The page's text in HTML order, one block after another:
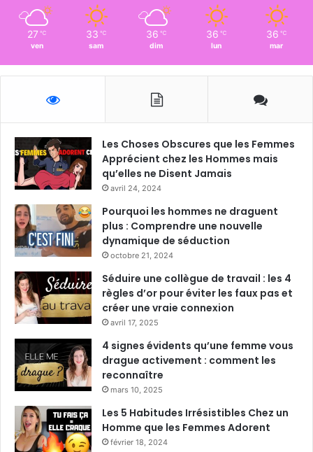
27 ℃
ven
33 ℃
sam
36 ℃
dim
36 ℃
lun
36 ℃
mar
Les Choses Obscures que les Femmes
Apprécient chez les Hommes mais
qu’elles ne Disent Jamais
avril 24, 2024
Pourquoi les hommes ne draguent
plus : Comprendre une nouvelle
dynamique de séduction
octobre 21, 2024
Séduire une collègue de travail : les 4
règles d’or pour éviter les faux pas et
créer une vraie connexion
avril 17, 2025
4 signes évidents qu’une femme vous
drague activement : comment les
reconnaître
mars 10, 2025
Les 5 Habitudes Irrésistibles Chez un
Homme que les Femmes Adorent
février 18, 2024